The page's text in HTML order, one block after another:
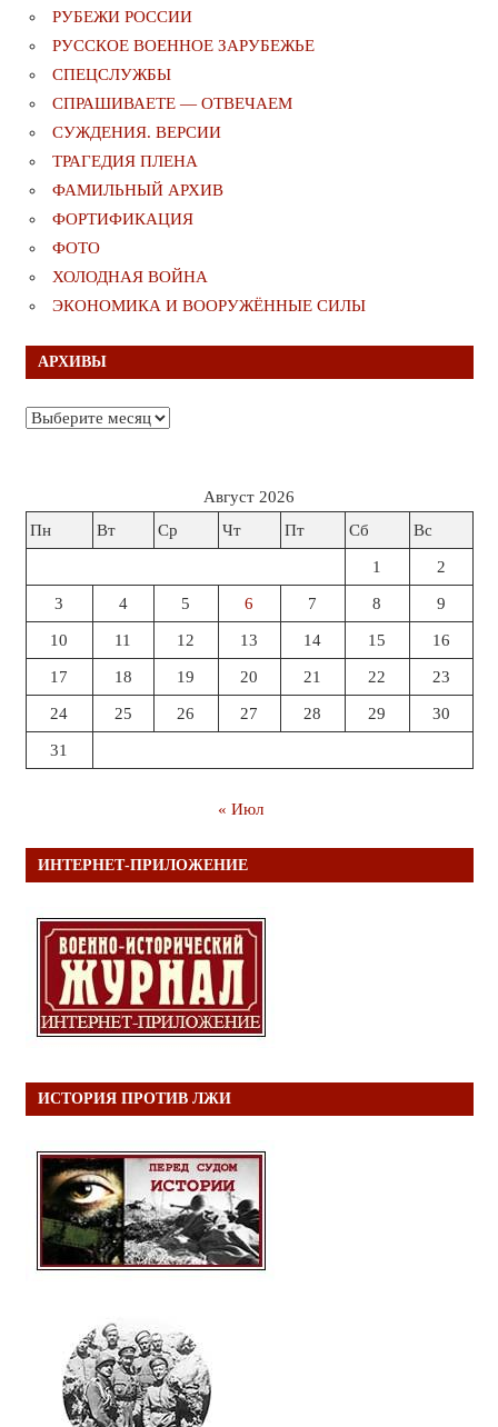
РУБЕЖИ РОССИИ
РУССКОЕ ВОЕННОЕ ЗАРУБЕЖЬЕ
СПЕЦСЛУЖБЫ
СПРАШИВАЕТЕ — ОТВЕЧАЕМ
СУЖДЕНИЯ. ВЕРСИИ
ТРАГЕДИЯ ПЛЕНА
ФАМИЛЬНЫЙ АРХИВ
ФОРТИФИКАЦИЯ
ФОТО
ХОЛОДНАЯ ВОЙНА
ЭКОНОМИКА И ВООРУЖЁННЫЕ СИЛЫ
АРХИВЫ
Архивы
Август 2026
Пн
Вт Ср Чт Пт Сб Вс
1 2
3 4 5 6 7 8 9
10 11 12 13 14 15 16
17 18 19 20 21 22 23
24 25 26 27 28 29 30
31
« Июл
ИНТЕРНЕТ-ПРИЛОЖЕНИЕ
ИСТОРИЯ ПРОТИВ ЛЖИ